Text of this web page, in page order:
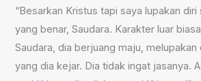
“Besarkan Kristus tapi saya lupakan diri
yang benar, Saudara. Karakter luar
Saudara, dia berjuang maju, melupakan
yang dia kejar. Dia tidak ingat jasanya.